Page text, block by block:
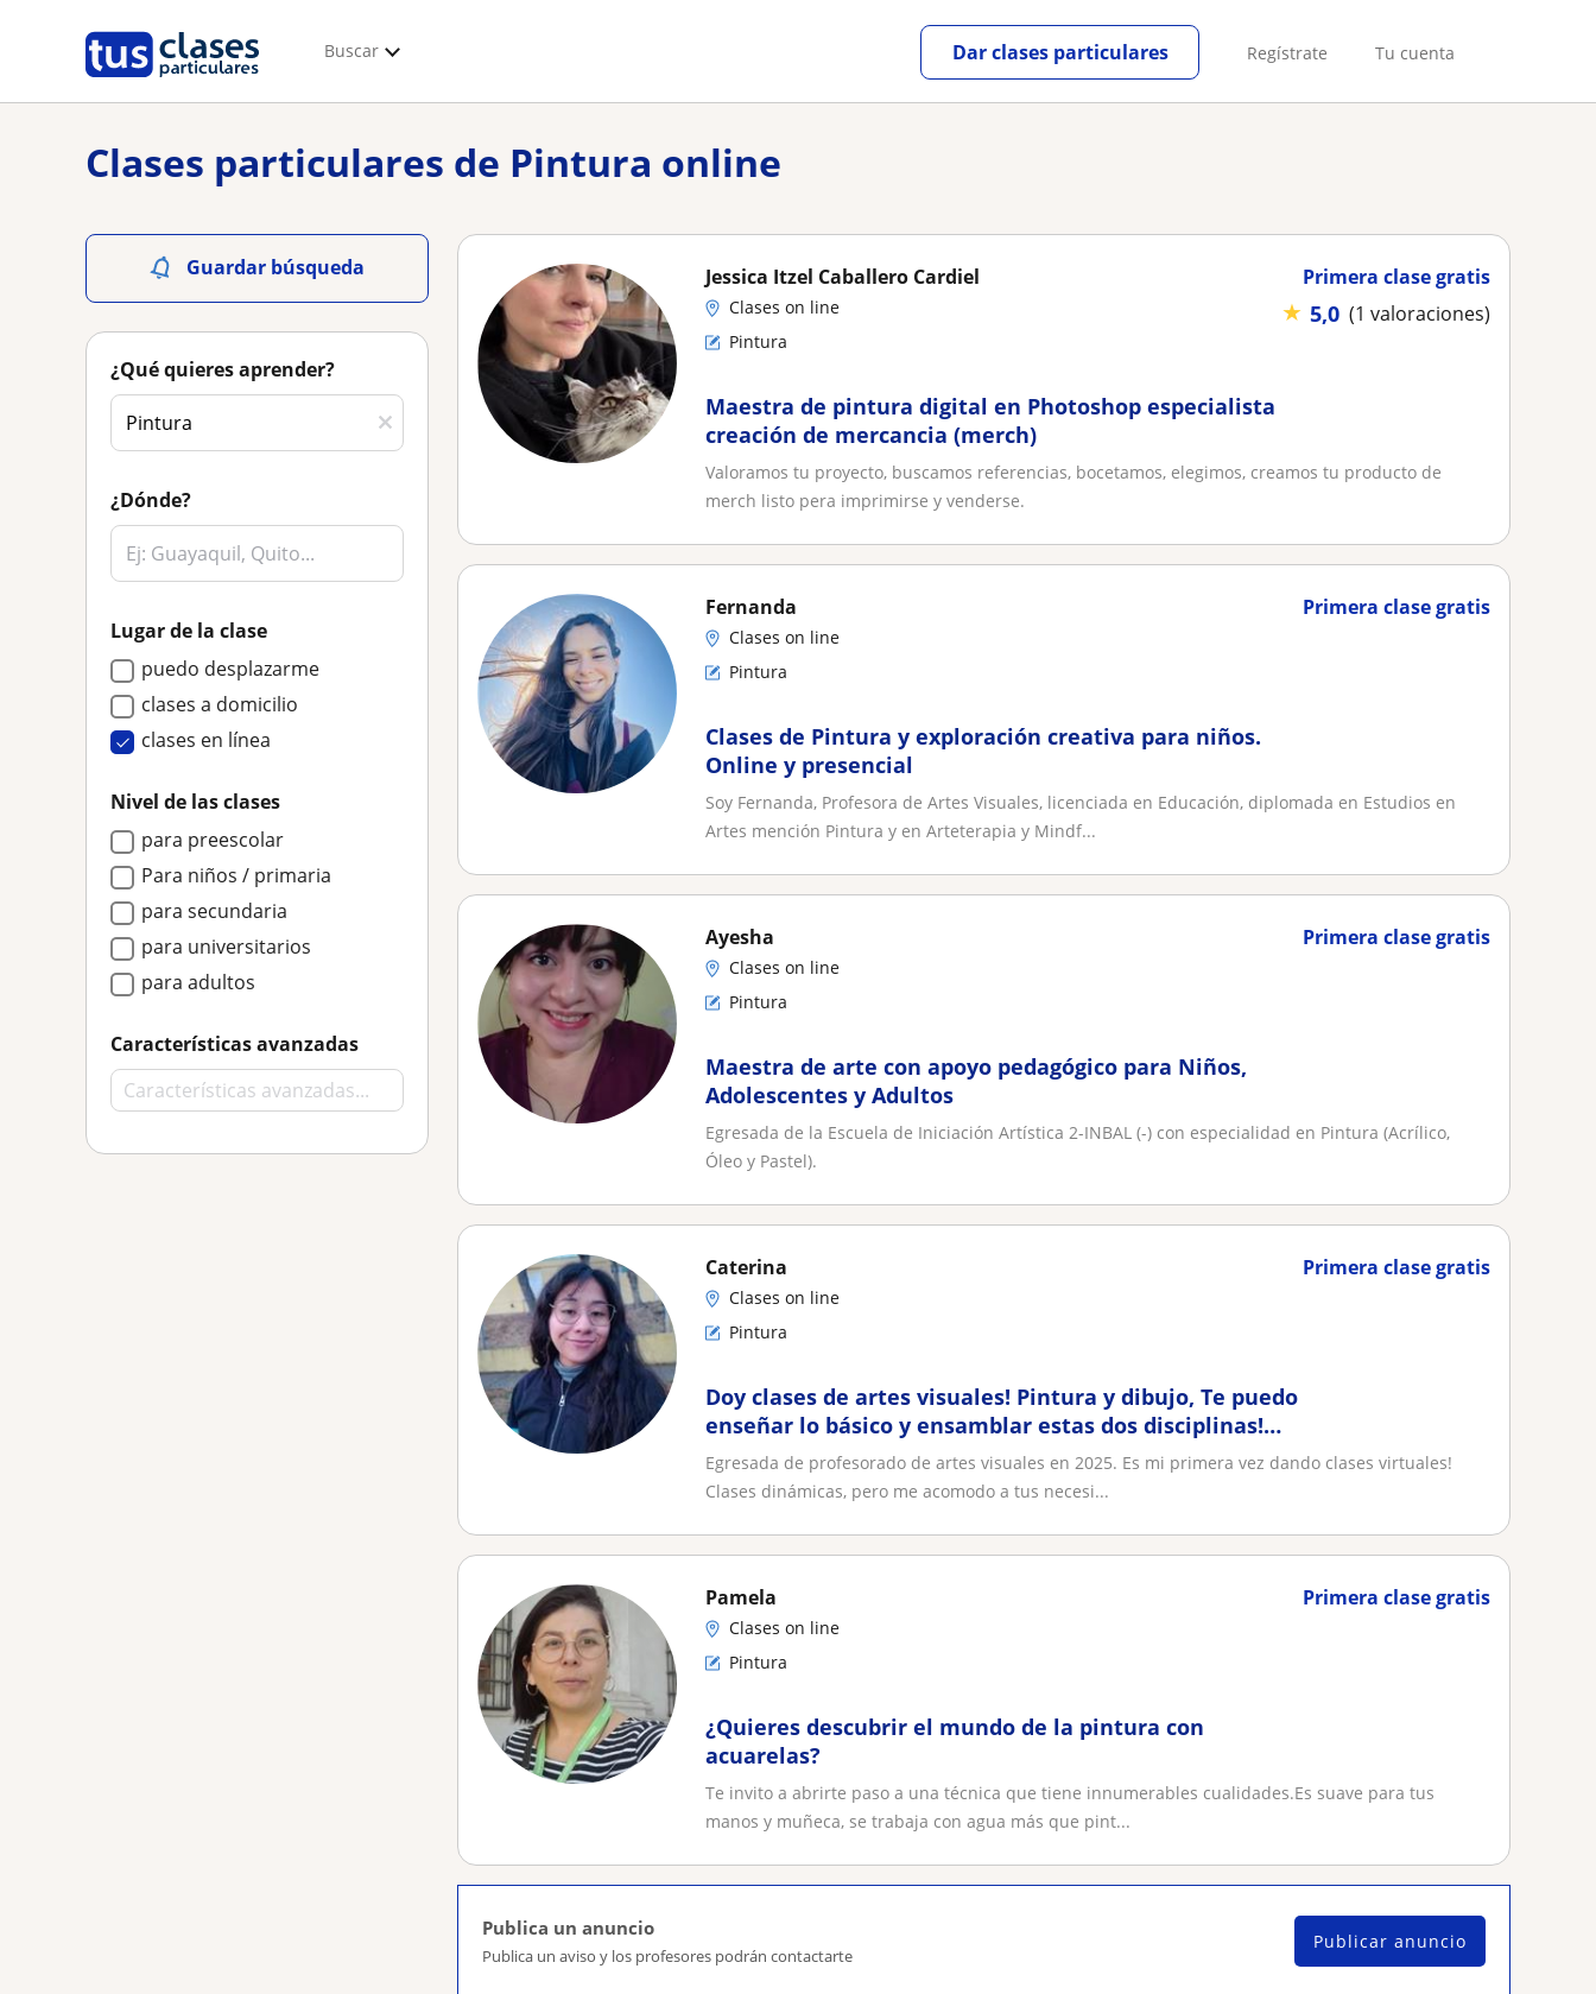
Buscar Regístrate Tu cuenta
Dar clases particulares
Clases particulares de Pintura online
Guardar búsqueda
¿Qué quieres aprender?
¿Dónde?
Lugar de la clase
puedo desplazarme
clases a domicilio
clases en línea
Nivel de las clases
para preescolar
Para niños / primaria
para secundaria
para universitarios
para adultos
Características avanzadas
Primera clase gratis
★ 5,0 (1 valoraciones)
Jessica Itzel Caballero Cardiel
Clases on line
Pintura
Maestra de pintura digital en Photoshop especialista
creación de mercancia (merch)
Valoramos tu proyecto, buscamos referencias, bocetamos, elegimos, creamos tu producto de
merch listo pera imprimirse y venderse.
Primera clase gratis
Fernanda
Clases on line
Pintura
Clases de Pintura y exploración creativa para niños.
Online y presencial
Soy Fernanda, Profesora de Artes Visuales, licenciada en Educación, diplomada en Estudios en
Artes mención Pintura y en Arteterapia y Mindf...
Primera clase gratis
Ayesha
Clases on line
Pintura
Maestra de arte con apoyo pedagógico para Niños,
Adolescentes y Adultos
Egresada de la Escuela de Iniciación Artística 2-INBAL (-) con especialidad en Pintura (Acrílico,
Óleo y Pastel).
Primera clase gratis
Caterina
Clases on line
Pintura
Doy clases de artes visuales! Pintura y dibujo, Te puedo
enseñar lo básico y ensamblar estas dos disciplinas!
Clases dinámicas!
Egresada de profesorado de artes visuales en 2025. Es mi primera vez dando clases virtuales!
Clases dinámicas, pero me acomodo a tus necesi...
Primera clase gratis
Pamela
Clases on line
Pintura
¿Quieres descubrir el mundo de la pintura con
acuarelas?
Te invito a abrirte paso a una técnica que tiene innumerables cualidades.Es suave para tus
manos y muñeca, se trabaja con agua más que pint...
Publica un anuncio
Publica un aviso y los profesores podrán contactarte
Publicar anuncio